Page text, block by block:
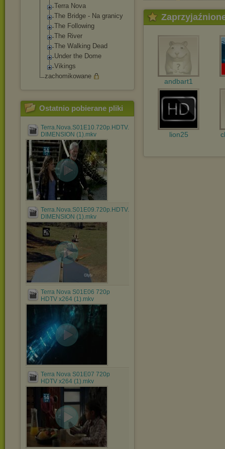
Terra Nova
The Bridge - Na granicy
The Following
The River
The Walking Dead
Under the Dome
Vikings
zachomikowane
Ostatnio pobierane pliki
Terra.Nova.S01E10.720p.HDTV.X264-
DIMENSION (1).mkv
Terra.Nova.S01E09.720p.HDTV.X264-
DIMENSION (1).mkv
Terra Nova S01E06 720p
HDTV x264 (1).mkv
Terra Nova S01E07 720p
HDTV x264 (1).mkv
andbart1
lion25